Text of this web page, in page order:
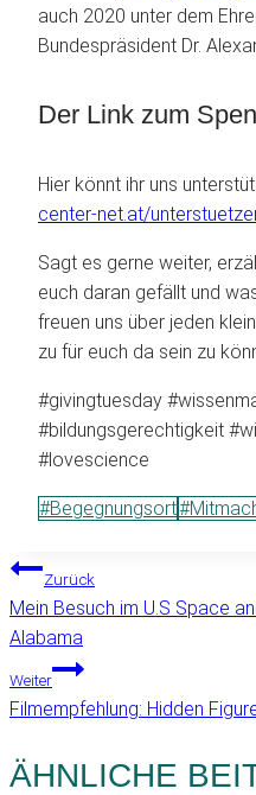
auch 2020 unter dem
Bundespräsident Dr.
Der Link zum
Hier könnt ihr uns
center-net.at/
Sagt es gerne weiter,
euch daran gefällt und
freuen uns über jeden
zu für euch da sein zu
#givingtuesday
#bildungsgerechtigkeit
#lovescience
Schlagworte:
#Begegnungsort#
Zurück
Mein Besuch im U.S Space
Alabama
Weiter
Filmempfehlung: Hidden
ÄHNLICHE